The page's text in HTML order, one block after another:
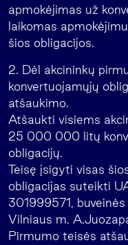
apmokėjimas už
laikomas
šios obligacijos.
2. Dėl akcininkų
konvertuojamųjų
atšaukimo.
Atšaukti visiems
25 000 000 litų
obligacijų.
Teisę įsigyti visas
obligacijas suteikti
301999571,
Vilniaus m.
Pirmumo teisės